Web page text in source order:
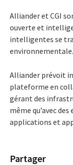
Alliander et CGI
ouverte et
intelligentes se
environnementale.
Alliander prévoit
plateforme en
gérant des
même qu’avec
applications et
Partager